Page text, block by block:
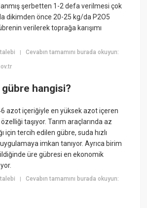
şerbetten 1-2 defa verilmesi çok
dikimden önce 20-25 kg/da P2O5
verilerek toprağa karışımı
|Cevabın tamamını burada okuyun:
hangisi?
azot içeriğiyle en yüksek azot içeren
taşıyor. Tarım araçlarında az
için tercih edilen gübre, suda hızlı
imkan tanıyor. Ayrıca birim
üre gübresi en ekonomik
|Cevabın tamamını burada okuyun: